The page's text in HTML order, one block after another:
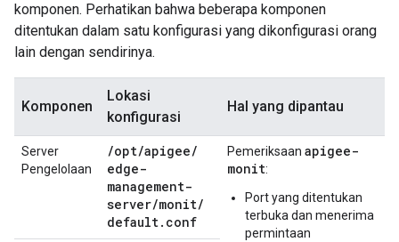
komponen. Perhatikan bahwa beberapa komponen
ditentukan dalam satu konfigurasi yang dikonfigurasi orang
lain dengan sendirinya.
Komponen
Lokasi
konfigurasi
Hal yang dipantau
Server
Pengelolaan
/opt/apigee/
edge-
management-
server/monit/
default. conf
Pemeriksaan apigee-
monit:
Port yang ditentukan
terbuka dan menerima
permintaan